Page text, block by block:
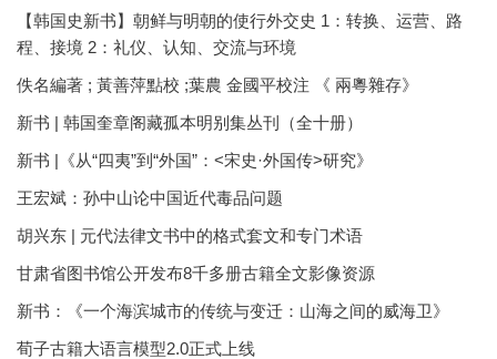
【韩国史新书】朝鲜与明朝的使行外交史 1：转换、运营、路
程、接境 2：礼仪、认知、交流与环境
佚名編著 ; 黃善萍點校 ;葉農 金國平校注 《 兩粵雜存》
新书 | 韩国奎章阁藏孤本明别集丛刊（全十册）
新书 |《从“四夷”到“外国”：<宋史·外国传>研究》
王宏斌：孙中山论中国近代毒品问题
胡兴东 | 元代法律文书中的格式套文和专门术语
甘肃省图书馆公开发布8千多册古籍全文影像资源
新书：《一个海滨城市的传统与变迁：山海之间的威海卫》
荀子古籍大语言模型2.0正式上线